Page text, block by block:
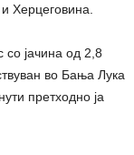
Херцеговина.
јачина од 2,8
во Бања Лука
претходно ја